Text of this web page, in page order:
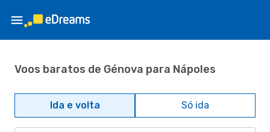
Voos baratos de Génova para Nápoles
Ida e volta Só ida